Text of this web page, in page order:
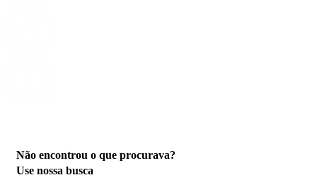
Não encontrou o que procurava?
Use nossa busca